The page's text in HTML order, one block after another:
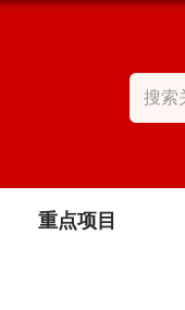
重点项目